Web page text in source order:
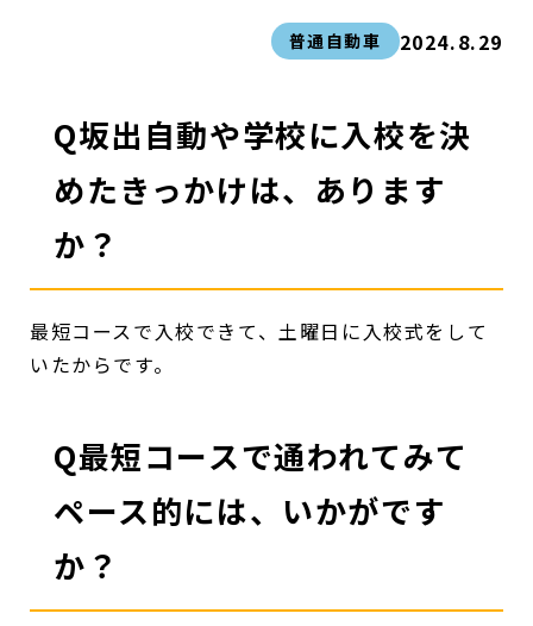
普通自動車 2024.8.29
Q坂出自動や学校に入校を決
めたきっかけは、あります
か？
最短コースで入校できて、土曜日に入校式をして
いたからです。
Q最短コースで通われてみて
ペース的には、いかがです
か？